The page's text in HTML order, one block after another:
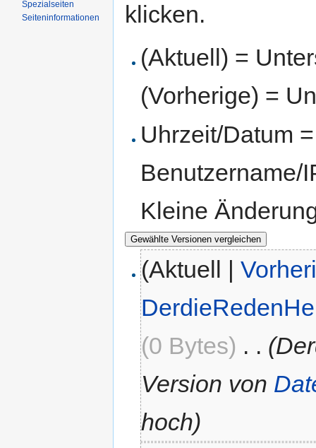
klicken.
(Aktuell) =
(Vorherige) =
Uhrzeit/Datum
Benutzername/
Kleine
(Aktuell |
(0 Bytes) . .
Version von
hoch)
Spezialseiten
Seiten­informationen